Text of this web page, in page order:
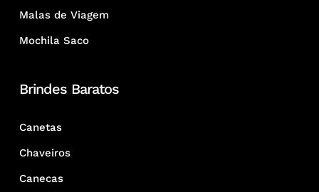
Malas de Viagem
Mochila Saco
Brindes Baratos
Canetas
Chaveiros
Canecas